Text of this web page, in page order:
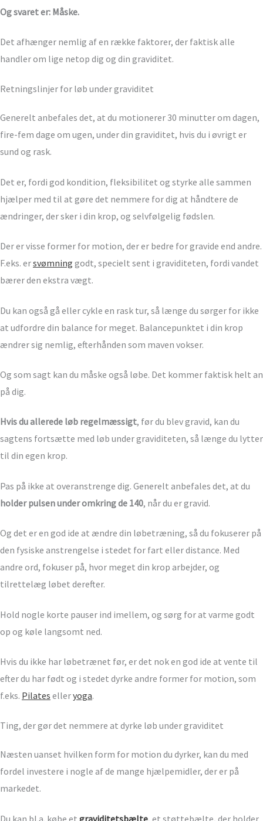
Og svaret er: Måske.
Det afhænger nemlig af en række faktorer, der faktisk alle
handler om lige netop dig og din graviditet.
Retningslinjer for løb under graviditet
Generelt anbefales det, at du motionerer 30 minutter om dagen,
fire-fem dage om ugen, under din graviditet, hvis du i øvrigt er
sund og rask.
Det er, fordi god kondition, fleksibilitet og styrke alle sammen
hjælper med til at gøre det nemmere for dig at håndtere de
ændringer, der sker i din krop, og selvfølgelig fødslen.
Der er visse former for motion, der er bedre for gravide end andre.
F.eks. ersvømning godt, specielt sent i graviditeten, fordi vandet
bærer den ekstra vægt.
Du kan også gå eller cykle en rask tur, så længe du sørger for ikke
at udfordre din balance for meget. Balancepunktet i din krop
ændrer sig nemlig, efterhånden som maven vokser.
Og som sagt kan du måske også løbe. Det kommer faktisk helt an
på dig.
Hvis du allerede løb regelmæssigt, før du blev gravid, kan du
sagtens fortsætte med løb under graviditeten, så længe du lytter
til din egen krop.
Pas på ikke at overanstrenge dig. Generelt anbefales det, at du
holder pulsen under omkring de 140, når du er gravid.
Og det er en god ide at ændre din løbetræning, så du fokuserer på
den fysiske anstrengelse i stedet for fart eller distance. Med
andre ord, fokuser på, hvor meget din krop arbejder, og
tilrettelæg løbet derefter.
Hold nogle korte pauser ind imellem, og sørg for at varme godt
op og køle langsomt ned.
Hvis du ikke har løbetrænet før, er det nok en god ide at vente til
efter du har født og i stedet dyrke andre former for motion, som
f.eks. Pilates elleryoga.
Ting, der gør det nemmere at dyrke løb under graviditet
Næsten uanset hvilken form for motion du dyrker, kan du med
fordel investere i nogle af de mange hjælpemidler, der er på
markedet.
Du kan bl.a. købe et graviditetsbælte, et støttebælte, der holder